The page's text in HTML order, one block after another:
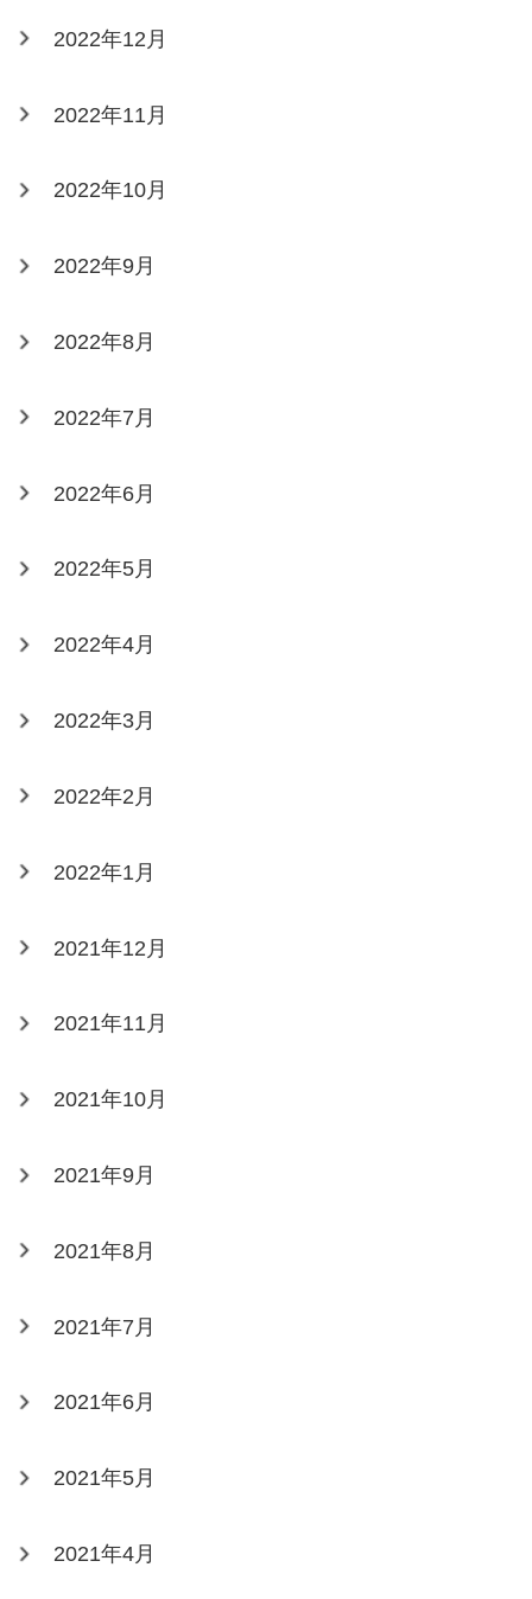
2022年12月
2022年11月
2022年10月
2022年9月
2022年8月
2022年7月
2022年6月
2022年5月
2022年4月
2022年3月
2022年2月
2022年1月
2021年12月
2021年11月
2021年10月
2021年9月
2021年8月
2021年7月
2021年6月
2021年5月
2021年4月